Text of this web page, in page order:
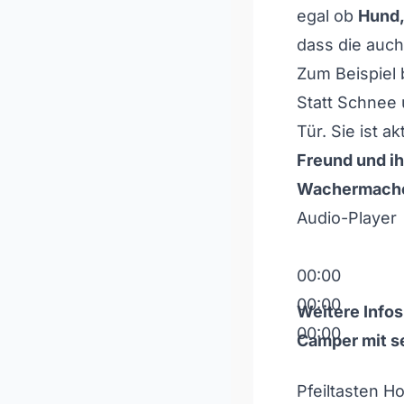
egal ob
dass die auch
Zum Beispiel
Statt Schnee
Tür. Sie ist
Freund und
Audio-Player
00:00
00:00
00:00
Pfeiltasten
Weitere
Camper mit